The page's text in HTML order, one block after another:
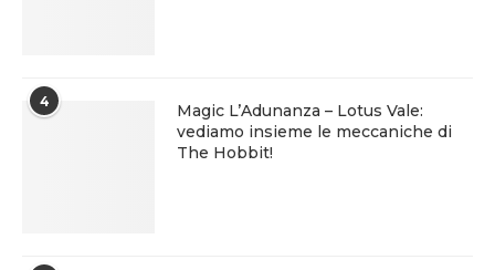
4
Magic L’Adunanza – Lotus Vale:
vediamo insieme le meccaniche di
The Hobbit!